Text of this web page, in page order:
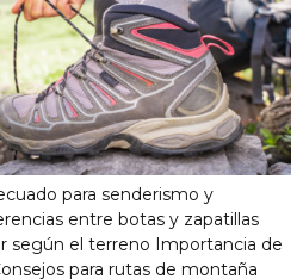
para senderismo y
entre botas y zapatillas
según el terreno Importancia de
para rutas de montaña